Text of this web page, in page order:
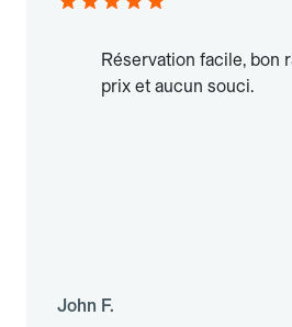
Réservation facile, bon
prix et aucun souci.
John F.